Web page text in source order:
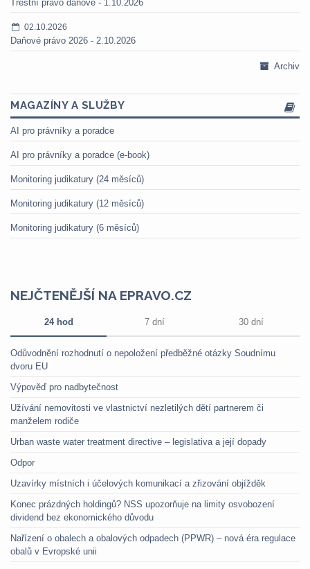
Trestní právo daňové - 1.10.2026
02.10.2026
Daňové právo 2026 - 2.10.2026
Archiv
MAGAZÍNY A SLUŽBY
AI pro právníky a poradce
AI pro právníky a poradce (e-book)
Monitoring judikatury (24 měsíců)
Monitoring judikatury (12 měsíců)
Monitoring judikatury (6 měsíců)
NEJČTENĚJŠÍ NA EPRAVO.CZ
24 hod 7 dní 30 dní
Odůvodnění rozhodnutí o nepoložení předběžné otázky Soudnímu
dvoru EU
Výpověď pro nadbytečnost
Užívání nemovitosti ve vlastnictví nezletilých dětí partnerem či
manželem rodiče
Urban waste water treatment directive – legislativa a její dopady
Odpor
Uzavírky místních i účelových komunikací a zřizování objížděk
Konec prázdných holdingů? NSS upozorňuje na limity osvobození
dividend bez ekonomického důvodu
Nařízení o obalech a obalových odpadech (PPWR) – nová éra regulace
obalů v Evropské unii